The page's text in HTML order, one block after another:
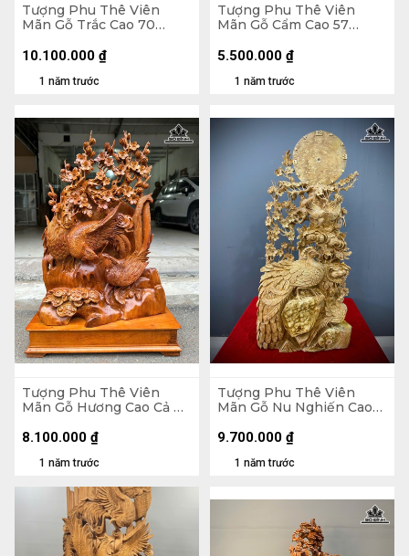
Tượng Phu Thê Viên
Mãn Gỗ Trắc Cao 70
1 năm trước
10.100.000 ₫
Tượng Phu Thê Viên
Mãn Gỗ Cẩm Cao 57
1 năm trước
5.500.000 ₫
Tượng Phu Thê Viên
Mãn Gỗ Hương Cao Cả Kỷ
Kỷ Cao 10
1 năm trước
8.100.000 ₫
Tượng Phu Thê Viên
Mãn Gỗ Nu Nghiến Cao
1 năm trước
9.700.000 ₫